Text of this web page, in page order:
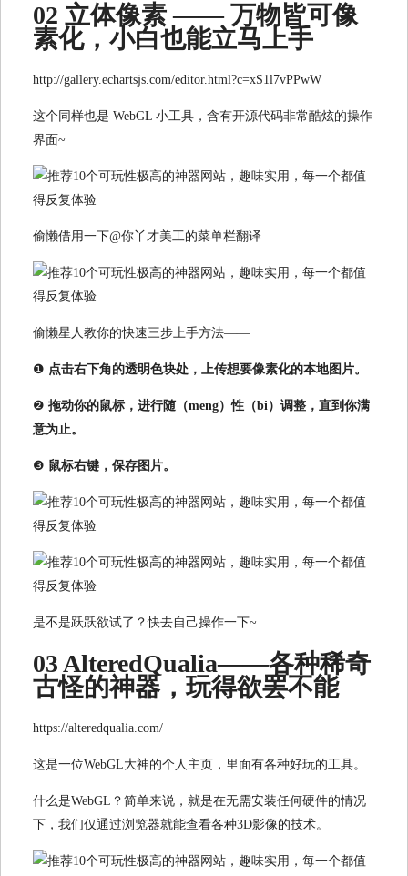
02 立体像素 —— 万物皆可像
素化，小白也能立马上手
http://gallery.echartsjs.com/editor.html?c=xS1l7vPPwW
这个同样也是 WebGL 小工具，含有开源代码非常酷炫的操作
界面~
偷懒借用一下@你丫才美工的菜单栏翻译
偷懒星人教你的快速三步上手方法——
❶ 点击右下角的透明色块处，上传想要像素化的本地图片。
❷ 拖动你的鼠标，进行随（meng）性（bi）调整，直到你满
意为止。
❸ 鼠标右键，保存图片。
是不是跃跃欲试了？快去自己操作一下~
03 AlteredQualia——各种稀奇
古怪的神器，玩得欲罢不能
https://alteredqualia.com/
这是一位WebGL大神的个人主页，里面有各种好玩的工具。
什么是WebGL？简单来说，就是在无需安装任何硬件的情况
下，我们仅通过浏览器就能查看各种3D影像的技术。